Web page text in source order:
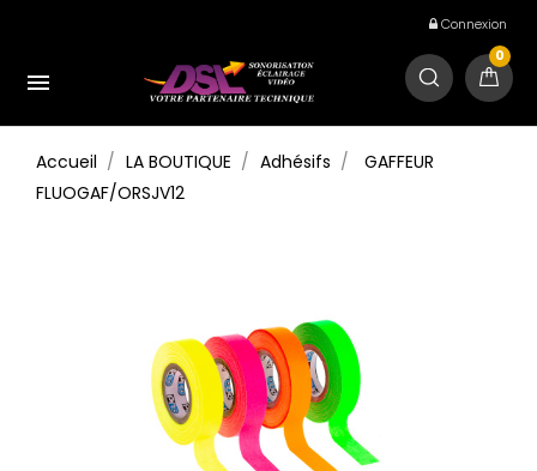
Connexion

0
Accueil LA BOUTIQUE Adhésifs
GAFFEUR
FLUOGAF/ORSJV12